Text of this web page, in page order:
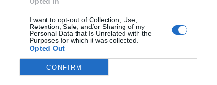
I want to opt-out of Collection, Use,
Retention, Sale, and/or Sharing of my
Personal Data that Is Unrelated with the
Purposes for which it was collected.
Opted Out
CONFIRM